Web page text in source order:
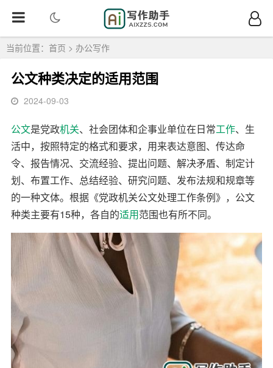
当前位置： 首页 > 办公写作
公文种类决定的适用范围
2024-09-03
公文是党政机关、社会团体和企事业单位在日常工作、生
活中，按照特定的格式和要求，用来表达意图、传达命
令、报告情况、交流经验、提出问题、解决矛盾、制定计
划、布置工作、总结经验、研究问题、发布法规和规章等
的一种文体。根据《党政机关公文处理工作条例》，公文
种类主要有15种，各自的适用范围也有所不同。